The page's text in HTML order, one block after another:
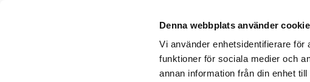
Denna webbplats använder
Vi använder enhetsidentifierare för
funktioner för sociala medier och
annan information från din enhet